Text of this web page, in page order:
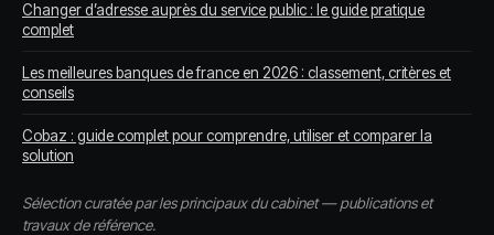
Changer d’adresse auprès du service public : le guide pratique
complet
Les meilleures banques de france en 2026 : classement, critères et
conseils
Cobaz : guide complet pour comprendre, utiliser et comparer la
solution
Sélection curatée par les principaux du cabinet — publications et
travaux de référence.